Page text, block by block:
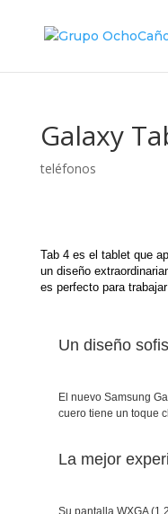
Galaxy
teléfonos
Tab 4 es el tablet que
un diseño
es perfecto para
Un diseño
El nuevo Samsung
cuero tiene un toque
La mejor
Su pantalla WXGA